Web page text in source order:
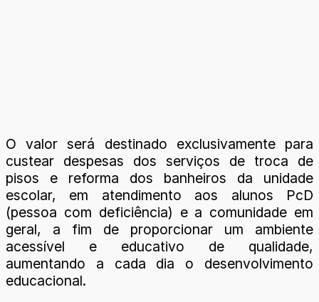
O valor será destinado exclusivamente para
custear despesas dos serviços de troca de
pisos e reforma dos banheiros da unidade
escolar, em atendimento aos alunos PcD
(pessoa com deficiência) e a comunidade em
geral, a fim de proporcionar um ambiente
acessível e educativo de qualidade,
aumentando a cada dia o desenvolvimento
educacional.